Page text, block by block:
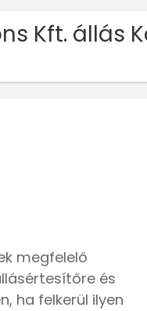
Kft. állás
megfelelő
és
ha felkerül ilyen